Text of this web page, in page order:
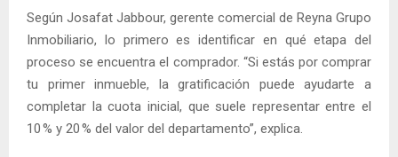
Según Josafat Jabbour, gerente comercial de Reyna Grupo
Inmobiliario, lo primero es identificar en qué etapa del
proceso se encuentra el comprador. “Si estás por comprar
tu primer inmueble, la gratificación puede ayudarte a
completar la cuota inicial, que suele representar entre el
10 % y 20 % del valor del departamento”, explica.